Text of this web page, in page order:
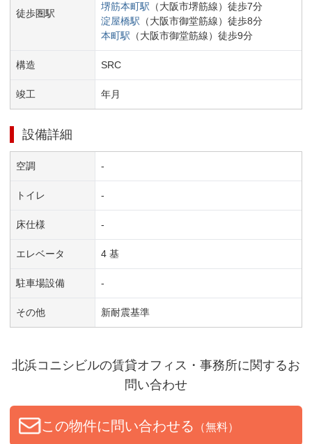
徒歩圏駅
堺筋本町駅 （大阪市堺筋線） 徒歩7分
淀屋橋駅 （大阪市御堂筋線） 徒歩8分
本町駅 （大阪市御堂筋線） 徒歩9分
構造 SRC
竣工 年月
設備詳細
空調 -
トイレ -
床仕様 -
エレベータ 4 基
駐車場設備 -
その他 新耐震基準
北浜コニシビルの賃貸オフィス・事務所に関するお
問い合わせ
この物件に問い合わせる （無料）